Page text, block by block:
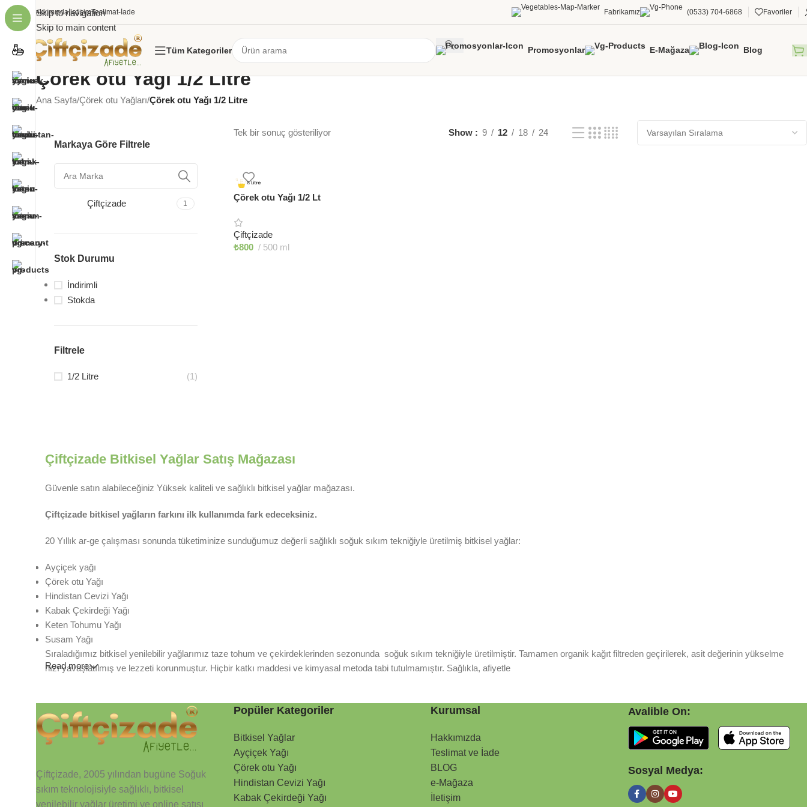
Skip to navigation
Skip to main content
HakkımızdaİletişimTeslimat-İade Fabrikamız (0533) 704-6868 Favoriler
Tüm Kategoriler Promosyonlar E-Mağaza Blog
Çörek otu Yağı 1/2 Litre
Ana Sayfa/Çörek otu Yağları/Çörek otu Yağı 1/2 Litre
Markaya Göre Filtrele
Çiftçizade 1
Stok Durumu
İndirimli
Stokda
Filtrele
1/2 Litre (1)
Tek bir sonuç gösteriliyor Show 9 12 18 24
Çörek otu Yağı 1/2 Lt
Çiftçizade
₺800 500 ml
Çiftçizade Bitkisel Yağlar Satış Mağazası
Güvenle satın alabileceğiniz Yüksek kaliteli ve sağlıklı bitkisel yağlar mağazası.
Çiftçizade bitkisel yağların farkını ilk kullanımda fark edeceksiniz.
20 Yıllık ar-ge çalışması sonunda tüketiminize sunduğumuz değerli sağlıklı soğuk sıkım tekniğiyle üretilmiş bitkisel yağlar:
Ayçiçek yağı
Çörek otu Yağı
Hindistan Cevizi Yağı
Kabak Çekirdeği Yağı
Keten Tohumu Yağı
Susam Yağı
Sıraladığımız bitkisel yenilebilir yağlarımız taze tohum ve çekirdeklerinden sezonunda soğuk sıkım tekniğiyle üretilmiştir. Tamamen organik kağıt filtreden geçirilerek, asit değerinin yükselme
hızı yavaşlatılmış ve lezzeti korunmuştur. Hiçbir katkı maddesi ve kimyasal metoda tabi tutulmamıştır. Sağlıkla, afiyetle
Read more
Çiftçizade, 2005 yılından bugüne Soğuk
sıkım teknolojisiyle sağlıklı, bitkisel
yenilebilir yağlar üretimi ve online satışı
Popüler Kategoriler
Bitkisel Yağlar
Ayçiçek Yağı
Çörek otu Yağı
Hindistan Cevizi Yağı
Kabak Çekirdeği Yağı
Kurumsal
Hakkımızda
Teslimat ve İade
BLOG
e-Mağaza
İletişim
Avalible On:
Sosyal Medya: